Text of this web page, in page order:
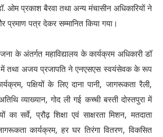
ओम प्रकाश बैरवा तथा अन्य मंचासीन अधिकारियों ने
प्रमाण पत्र देकर सम्मानित किया गया।
के अंतर्गत महाविद्यालय के कार्यक्रम अधिकारी डॉ
में तथा अजय प्रजापति ने एनएसएस स्वयंसेवक के रूप
पक्षियों के लिए दाना पानी, जागरूकता रैली,
व्याख्यान, गोद ली गई कच्ची बस्ती दोस्तपुरा में
का सर्वे, प्रौढ़ शिक्षा एवं साक्षरता मिशन, मतदाता
कार्यक्रम, हर घर तिरंगा वितरण, विकसित